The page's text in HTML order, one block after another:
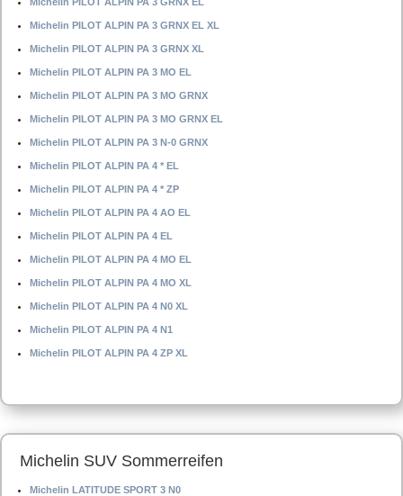
Michelin PILOT ALPIN PA 3 GRNX EL XL
Michelin PILOT ALPIN PA 3 GRNX XL
Michelin PILOT ALPIN PA 3 MO EL
Michelin PILOT ALPIN PA 3 MO GRNX
Michelin PILOT ALPIN PA 3 MO GRNX EL
Michelin PILOT ALPIN PA 3 N-0 GRNX
Michelin PILOT ALPIN PA 4 * EL
Michelin PILOT ALPIN PA 4 * ZP
Michelin PILOT ALPIN PA 4 AO EL
Michelin PILOT ALPIN PA 4 EL
Michelin PILOT ALPIN PA 4 MO EL
Michelin PILOT ALPIN PA 4 MO XL
Michelin PILOT ALPIN PA 4 N0 XL
Michelin PILOT ALPIN PA 4 N1
Michelin PILOT ALPIN PA 4 ZP XL
Michelin SUV Sommerreifen
Michelin LATITUDE SPORT 3 N0